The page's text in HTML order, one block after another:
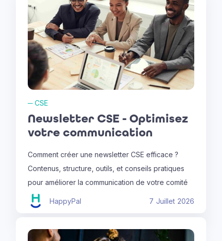
─ CSE
Newsletter CSE - Optimisez
votre communication
Comment créer une newsletter CSE efficace ?
Contenus, structure, outils, et conseils pratiques
pour améliorer la communication de votre comité
HappyPal 7 Juillet 2026